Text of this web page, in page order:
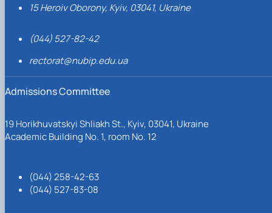
15 Heroiv Oborony, Kyiv, 03041, Ukraine
(044) 527-82-42
rectorat@nubip.edu.ua
Admissions Committee
19 Horikhuvatskyi Shliakh St., Kyiv, 03041, Ukraine
Academic Building No. 1, room No. 12
(044) 258-42-63
(044) 527-83-08